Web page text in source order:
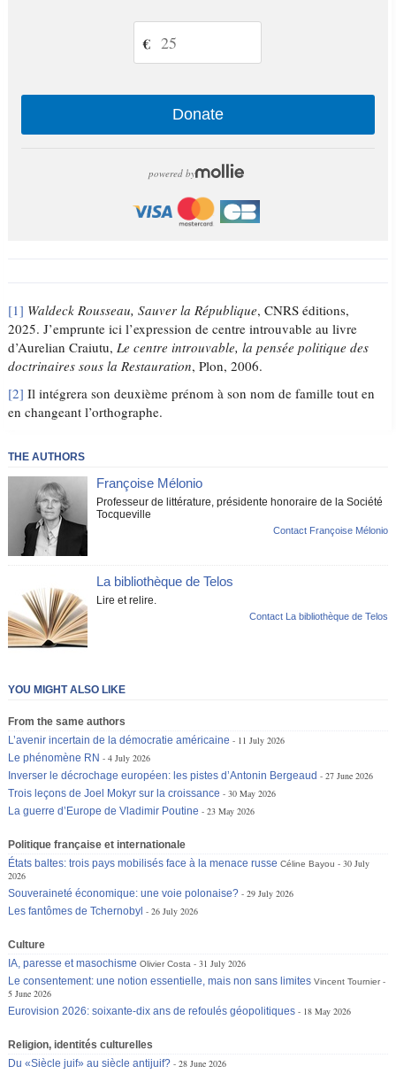
€
Donate
powered by
[1] Waldeck Rousseau, Sauver la République, CNRS éditions,
2025. J’emprunte ici l’expression de centre introuvable au livre
d’Aurelian Craiutu, Le centre introuvable, la pensée politique des
doctrinaires sous la Restauration, Plon, 2006.
[2] Il intégrera son deuxième prénom à son nom de famille tout en
en changeant l’orthographe.
THE AUTHORS
Françoise Mélonio
Professeur de littérature, présidente honoraire de la Société
Tocqueville
Contact Françoise Mélonio
La bibliothèque de Telos
Lire et relire.
Contact La bibliothèque de Telos
YOU MIGHT ALSO LIKE
From the same authors
L’avenir incertain de la démocratie américaine
11 July 2026
Le phénomène RN
4 July 2026
Inverser le décrochage européen: les pistes d’Antonin Bergeaud
27 June 2026
Trois leçons de Joel Mokyr sur la croissance
30 May 2026
La guerre d’Europe de Vladimir Poutine
23 May 2026
Politique française et internationale
États baltes: trois pays mobilisés face à la menace russe Céline Bayou
30 July
2026
Souveraineté économique: une voie polonaise?
29 July 2026
Les fantômes de Tchernobyl
26 July 2026
Culture
IA, paresse et masochisme Olivier Costa
31 July 2026
Le consentement: une notion essentielle, mais non sans limites Vincent Tournier
5 June 2026
Eurovision 2026: soixante-dix ans de refoulés géopolitiques
18 May 2026
Religion, identités culturelles
Du «Siècle juif» au siècle antijuif?
28 June 2026